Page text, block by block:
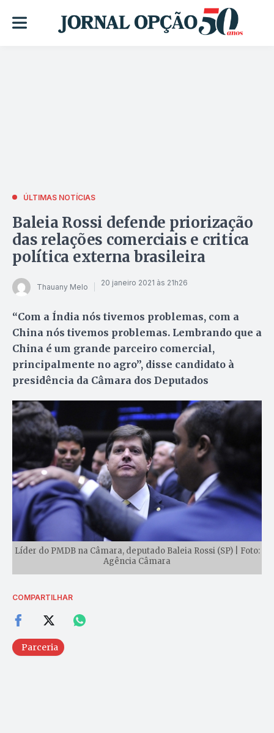
ÚLTIMAS NOTÍCIAS
Baleia Rossi defende priorização
das relações comerciais e critica
política externa brasileira
Thauany Melo 20 janeiro 2021 às 21h26
“Com a Índia nós tivemos problemas, com a
China nós tivemos problemas. Lembrando que a
China é um grande parceiro comercial,
principalmente no agro”, disse candidato à
presidência da Câmara dos Deputados
Líder do PMDB na Câmara, deputado Baleia Rossi (SP) | Foto:
Agência Câmara
COMPARTILHAR
Parceria